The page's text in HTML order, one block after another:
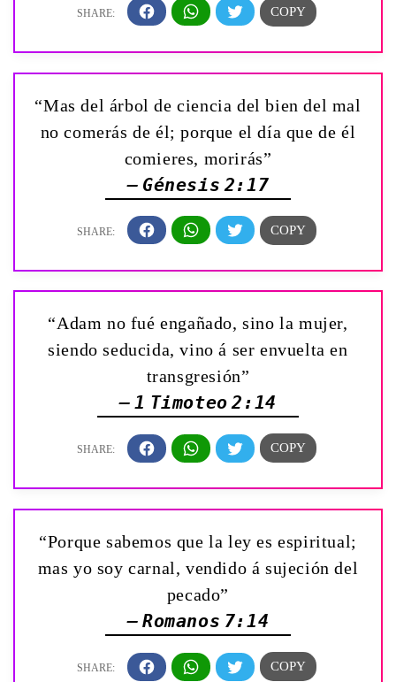
“Mas del árbol de ciencia del bien del mal
no comerás de él; porque el día que de él
comieres, morirás”
— Génesis 2:17
“Adam no fué engañado, sino la mujer,
siendo seducida, vino á ser envuelta en
transgresión”
— 1 Timoteo 2:14
“Porque sabemos que la ley es espiritual;
mas yo soy carnal, vendido á sujeción del
pecado”
— Romanos 7:14